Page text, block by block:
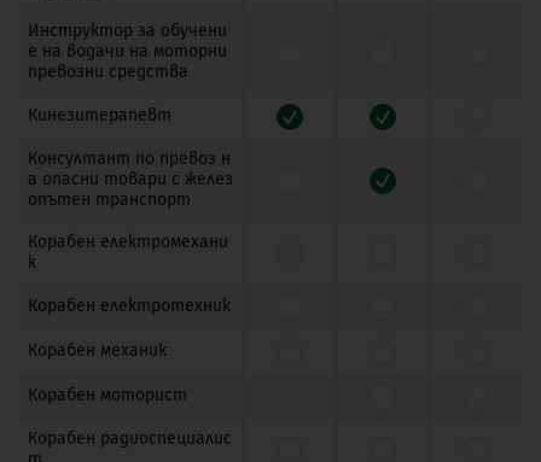
Инструктор за обучени
е на водачи на моторни
превозни средства
Кинезитерапевт
Консултант по превоз н
а опасни товари с желез
опътен транспорт
Корабен електромехани
к
Корабен електротехник
Корабен механик
Корабен моторист
Корабен радиоспециалис